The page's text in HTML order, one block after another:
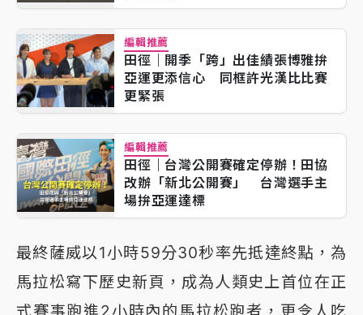
編輯推薦
田徑｜開季「跨」出佳績張博雅拚
亞運更添信心 同框許光漢比比賽
更緊張
編輯推薦
田徑｜台灣公開賽確定停辦！田協
改辦「新北公開賽」 台灣選手主
場拚亞運達標
最終薩威以1小時59分30秒率先抵達終點，為
馬拉松寫下歷史新頁，成為人類史上首位在正